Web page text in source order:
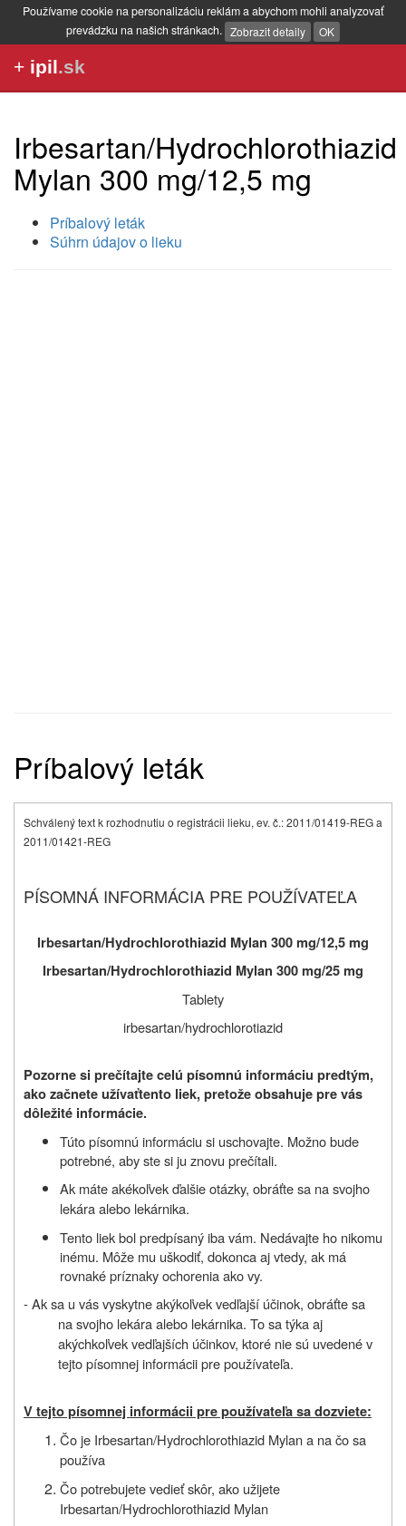
Používame cookie na personalizáciu reklám a abychom mohli analyzovať
prevádzku na našich stránkach. Zobrazit detaily OK
+ ipil.sk
Irbesartan/Hydrochlorothiazid
Mylan 300 mg/12,5 mg
Príbalový leták
Súhrn údajov o lieku
Príbalový leták
Schválený text k rozhodnutiu o registrácii lieku, ev. č.: 2011/01419-REG a
2011/01421-REG
PÍSOMNÁ INFORMÁCIA PRE POUŽÍVATEĽA
Irbesartan/Hydrochlorothiazid Mylan 300 mg/12,5 mg
Irbesartan/Hydrochlorothiazid Mylan 300 mg/25 mg
Tablety
irbesartan/hydrochlorotiazid
Pozorne si prečítajte celú písomnú informáciu predtým,
ako začnete užívaťtento liek, pretože obsahuje pre vás
dôležité informácie.
Túto písomnú informáciu si uschovajte. Možno bude
potrebné, aby ste si ju znovu prečítali.
Ak máte akékoľvek ďalšie otázky, obráťte sa na svojho
lekára alebo lekárnika.
Tento liek bol predpísaný iba vám. Nedávajte ho nikomu
inému. Môže mu uškodiť, dokonca aj vtedy, ak má
rovnaké príznaky ochorenia ako vy.
- Ak sa u vás vyskytne akýkoľvek vedľajší účinok, obráťte sa
na svojho lekára alebo lekárnika. To sa týka aj
akýchkoľvek vedľajších účinkov, ktoré nie sú uvedené v
tejto písomnej informácii pre používateľa.
V tejto písomnej informácii pre používateľa sa dozviete:
Čo je Irbesartan/Hydrochlorothiazid Mylan a na čo sa
používa
Čo potrebujete vedieť skôr, ako užijete
Irbesartan/Hydrochlorothiazid Mylan